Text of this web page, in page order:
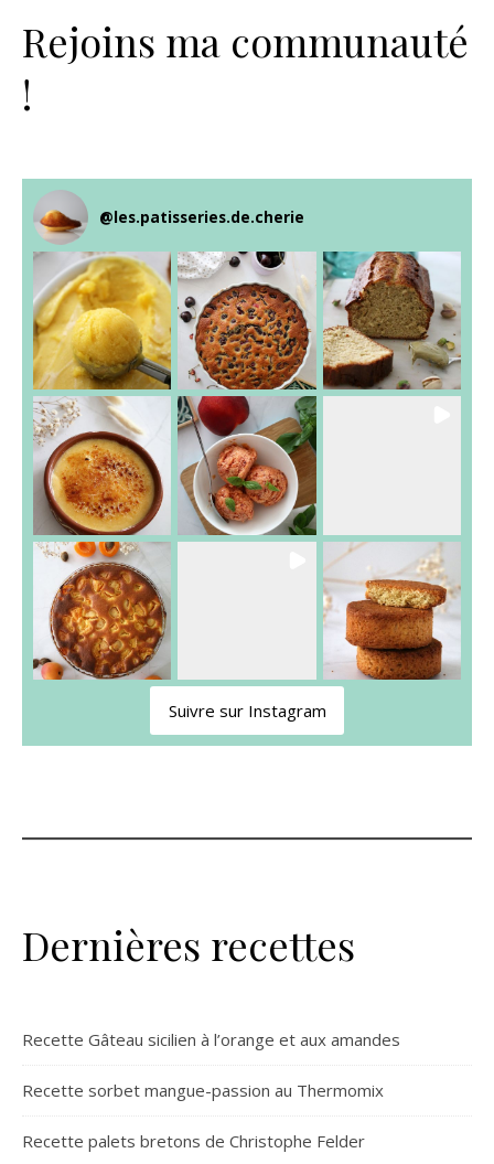
Rejoins ma communauté
!
@les.patisseries.de.cherie
Suivre sur Instagram
Dernières recettes
Recette Gâteau sicilien à l’orange et aux amandes
Recette sorbet mangue-passion au Thermomix
Recette palets bretons de Christophe Felder